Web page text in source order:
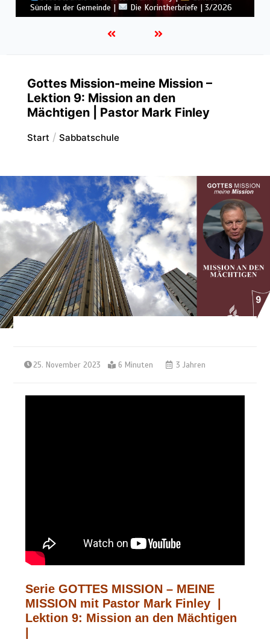
Einheit in Christus |
Die Korintherbriefe | 3/2026
Gottes Mission-meine Mission –
Lektion 9: Mission an den
Mächtigen | Pastor Mark Finley
Start Sabbatschule
25. November 2023 6 Minuten 3 Jahren
Serie GOTTES MISSION – MEINE
MISSION mit Pastor Mark Finley |
Lektion 9: Mission an den Mächtigen